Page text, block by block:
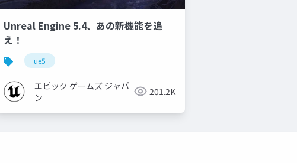
ツール紹介
Unreal Engine 5.4、あの新機能を追
え！
ue5
エピック ゲームズ ジャパ
ン
201.2K